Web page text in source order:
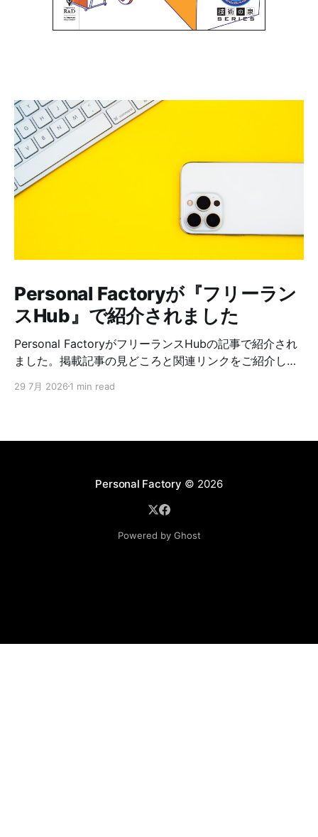
Personal Factoryが『フリーラン
スHub』で紹介されました
Personal FactoryがフリーランスHubの記事で紹介され
ました。掲載記事の見どころと関連リンクをご紹介しま
29 7月 2026 1 min read
Personal Factory © 2026
Powered by Ghost